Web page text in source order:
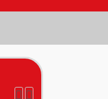
Próximo
año
Próximo
mes